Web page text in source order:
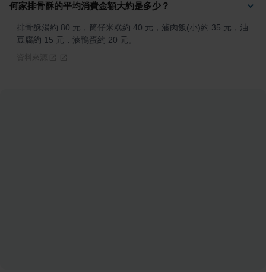
何家排骨酥的平均消費金額大約是多少？
排骨酥湯約 80 元，筒仔米糕約 40 元，滷肉飯(小)約 35 元，油
豆腐約 15 元，滷鴨蛋約 20 元。